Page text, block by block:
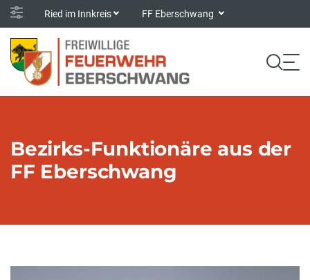
Ried im Innkreis FF Eberschwang
Bezirks-Funktionäre aus der
FF Eberschwang